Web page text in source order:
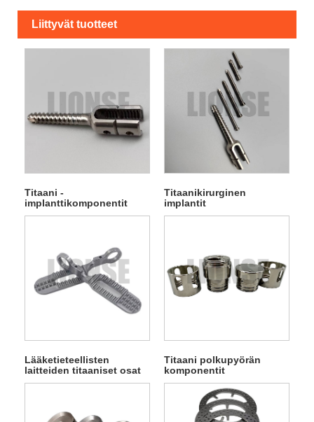
Liittyvät tuotteet
Titaani -
implanttikomponentit
Titaanikirurginen
implantit
Lääketieteellisten
laitteiden titaaniset osat
Titaani polkupyörän
komponentit